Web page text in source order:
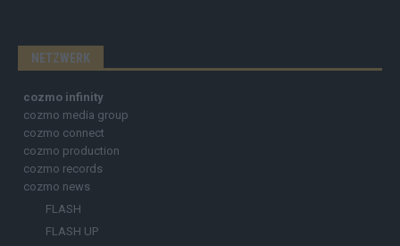
NETZWERK
cozmo infinity
cozmo media group
cozmo connect
cozmo production
cozmo records
cozmo news
FLASH
FLASH UP